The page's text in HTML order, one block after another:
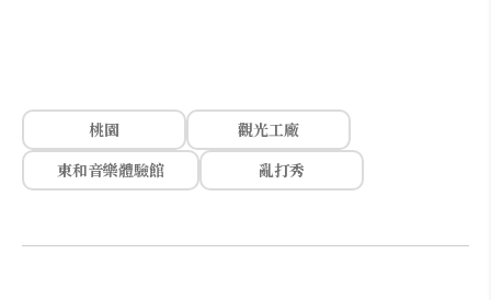
桃園
觀光工廠
東和音樂體驗館
亂打秀